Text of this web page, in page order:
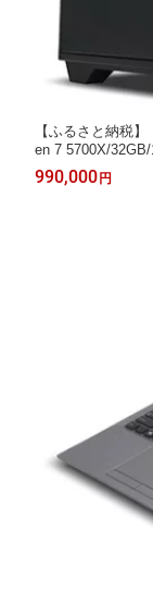
【ふるさと納税
en 7 5700X/32GB/
990,000円